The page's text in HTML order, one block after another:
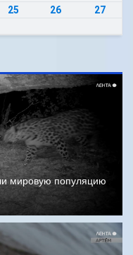
25 26
27
мировую популяцию